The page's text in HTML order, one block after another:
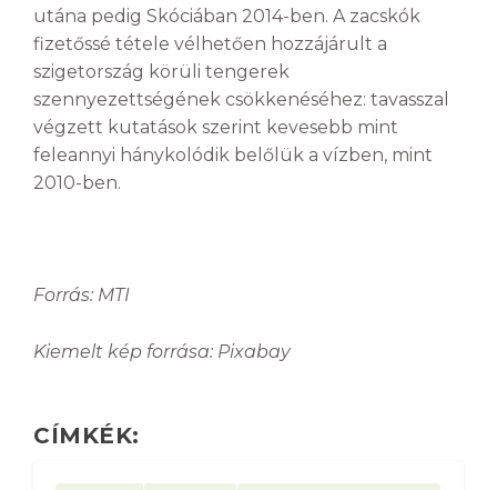
utána pedig Skóciában 2014-ben. A zacskók
fizetőssé tétele vélhetően hozzájárult a
szigetország körüli tengerek
szennyezettségének csökkenéséhez: tavasszal
végzett kutatások szerint kevesebb mint
feleannyi hánykolódik belőlük a vízben, mint
2010-ben.
Forrás: MTI
Kiemelt kép forrása: Pixabay
CÍMKÉK: